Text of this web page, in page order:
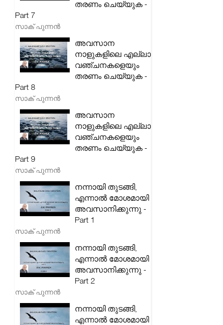
തരണം ചെയ്യുക -
Part 7
സാക് പുന്നൻ
അവസാന
നാളുകളിലെ എല്ലാ
വഞ്ചനകളെയും
തരണം ചെയ്യുക -
Part 8
സാക് പുന്നൻ
അവസാന
നാളുകളിലെ എല്ലാ
വഞ്ചനകളെയും
തരണം ചെയ്യുക -
Part 9
സാക് പുന്നൻ
നന്നായി തുടങ്ങി,
എന്നാൽ മോശമായി
അവസാനിക്കുന്നു -
Part 1
സാക് പുന്നൻ
നന്നായി തുടങ്ങി,
എന്നാൽ മോശമായി
അവസാനിക്കുന്നു -
Part 2
സാക് പുന്നൻ
നന്നായി തുടങ്ങി,
എന്നാൽ മോശമായി